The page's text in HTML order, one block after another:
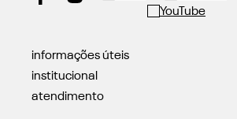
informações úteis
institucional
atendimento